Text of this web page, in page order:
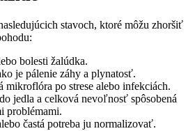
stavoch, ktoré môžu zhoršiť
bolesti žalúdka.
je pálenie záhy a plynatosť.
mikroflóra po strese alebo infekciách.
jedla a celková nevoľnosť spôsobená
problémami.
častá potreba ju normalizovať.